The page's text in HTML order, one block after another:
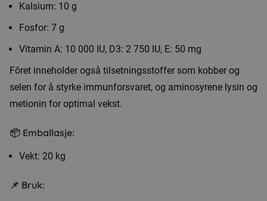
Kalsium: 10 g
Fosfor: 7 g
Vitamin A: 10 000 IU, D3: 2 750 IU, E: 50 mg
Fôret inneholder også tilsetningsstoffer som kobber og
selen for å styrke immunforsvaret, og aminosyrene lysin og
metionin for optimal vekst.
📦 Emballasje:
Vekt: 20 kg
📌 Bruk: